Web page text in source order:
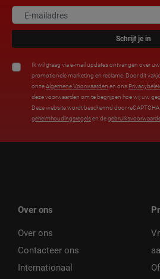
Schrijf je in
Ik wil graag via e-mail updates ontvangen over
promotionele marketing en reclame. Door dit
onzeAlgemene Voorwaarden en ons
deze voorwaarden om te begrijpen hoe wij uw
Deze website wordt beschermd door
geheimhoudingsregelsen de
Over ons
Over ons
Contacteer ons
Internationaal